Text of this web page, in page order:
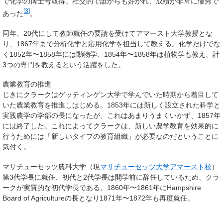
あった [3] 。
同年、20代にして教師就任の要請を受けてアマースト大学教授とな
り、1867年まで分析化学と応用化学を担当して教える。化学だけでな
く1852年〜1858年には動物学、1854年〜1858年は植物学も教え、計
3つの専門を教えるという活躍をした。
農業教育の推進
じきにクラークはゲッティンゲン大学で学んでいた時期から着目して
いた農業教育を推進しはじめる。1853年には新しく設立された科学と
実践農学の学部の長になったが、これはあまりうまくいかず、1857年
には終了した。これによってクラークは、新しい農学教育を効果的に
行うためには「新しいタイプの教育組織」が必要なのだということに
気付く。
マサチューセッツ農科大学（現マサチューセッツ大学アマースト校）
第3代学長に就任、初代と2代学長は開学前に辞任しているため、クラ
ークが実質的な初代学長である。1860年〜1861年にHampshire
Board of Agricultureの長となり1871年〜1872年も再度就任。